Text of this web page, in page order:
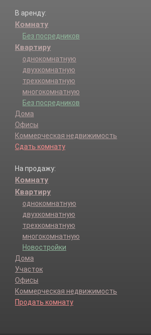
В аренду:
Комнату
Без посредников
Квартиру
однокомнатную
двухкомнатную
трехкомнатную
многокомнатную
Без посредников
Дома
Офисы
Коммерческая недвижимость
Сдать комнату
На продажу:
Комнату
Квартиру
однокомнатную
двухкомнатную
трехкомнатную
многокомнатную
Новостройки
Дома
Участок
Офисы
Коммерческая недвижимость
Продать комнату